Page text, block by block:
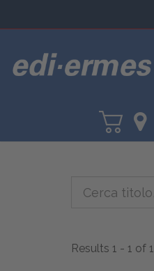
Results 1 - 1 of 1